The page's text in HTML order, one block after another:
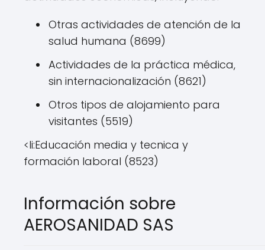
Otras actividades de atención de la
salud humana (8699)
Actividades de la práctica médica,
sin internacionalización (8621)
Otros tipos de alojamiento para
visitantes (5519)
<li:Educación media y tecnica y
formación laboral (8523)
Información sobre
AEROSANIDAD SAS